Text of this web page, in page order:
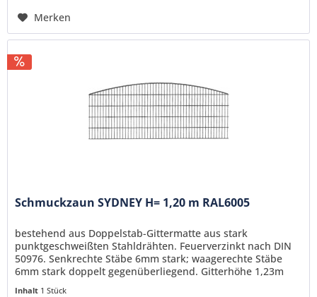
Merken
Schmuckzaun SYDNEY H= 1,20 m RAL6005
bestehend aus Doppelstab-Gittermatte aus stark
punktgeschweißten Stahldrähten. Feuerverzinkt nach DIN
50976. Senkrechte Stäbe 6mm stark; waagerechte Stäbe
6mm stark doppelt gegenüberliegend. Gitterhöhe 1,23m
Inhalt 1 Stück